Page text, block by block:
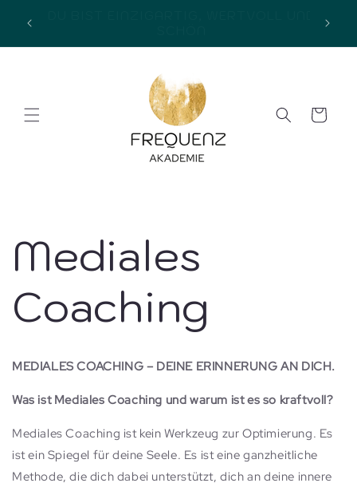
zum
Inhalt
Warenkorb
Mediales
Coaching
MEDIALES COACHING – DEINE ERINNERUNG AN DICH.
Was ist Mediales Coaching und warum ist es so kraftvoll?
Mediales Coaching ist kein Werkzeug zur Optimierung. Es
ist ein Spiegel für deine Seele. Es ist eine ganzheitliche
Methode, die dich dabei unterstützt, dich an deine innere